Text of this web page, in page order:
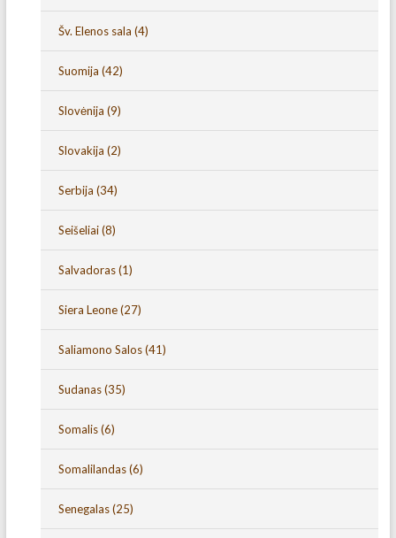
Šv. Elenos sala (4)
Suomija (42)
Slovėnija (9)
Slovakija (2)
Serbija (34)
Seišeliai(8)
Salvadoras(1)
Siera Leone(27)
Saliamono Salos(41)
Sudanas(35)
Somalis(6)
Somalilandas(6)
Senegalas(25)